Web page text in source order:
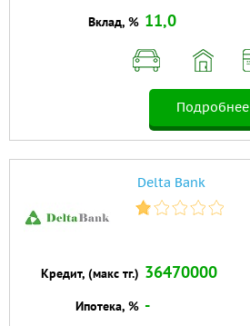
Подробнее
Вклад, % 11,0
Delta Bank
Кредит, (макс тг.) 36470000
Ипотека, % -